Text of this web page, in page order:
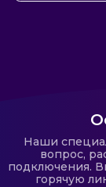
Наши
вопрос,
подключения.
горячую